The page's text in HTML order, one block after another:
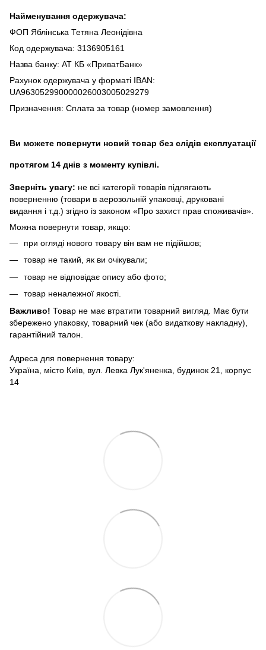
Найменування одержувача:
ФОП Яблінська Тетяна Леонідівна
Код одержувача: 3136905161
Назва банку: АТ КБ «ПриватБанк»
Рахунок одержувача у форматі IBAN:
UA963052990000026003005029279
Призначення: Сплата за товар (номер замовлення)
Ви можете повернути новий товар без слідів експлуатації
протягом 14 днів з моменту купівлі.
Зверніть увагу: не всі категорії товарів підлягають
поверненню (товари в аерозольній упаковці, друковані
видання і т.д.) згідно із законом «Про захист прав споживачів».
Можна повернути товар, якщо:
при огляді нового товару він вам не підійшов;
товар не такий, як ви очікували;
товар не відповідає опису або фото;
товар неналежної якості.
Важливо! Товар не має втратити товарний вигляд. Має бути
збережено упаковку, товарний чек (або видаткову накладну),
гарантійний талон.
Адреса для повернення товару:
Україна, місто Київ, вул. Левка Лук'яненка, будинок 21, корпус
14